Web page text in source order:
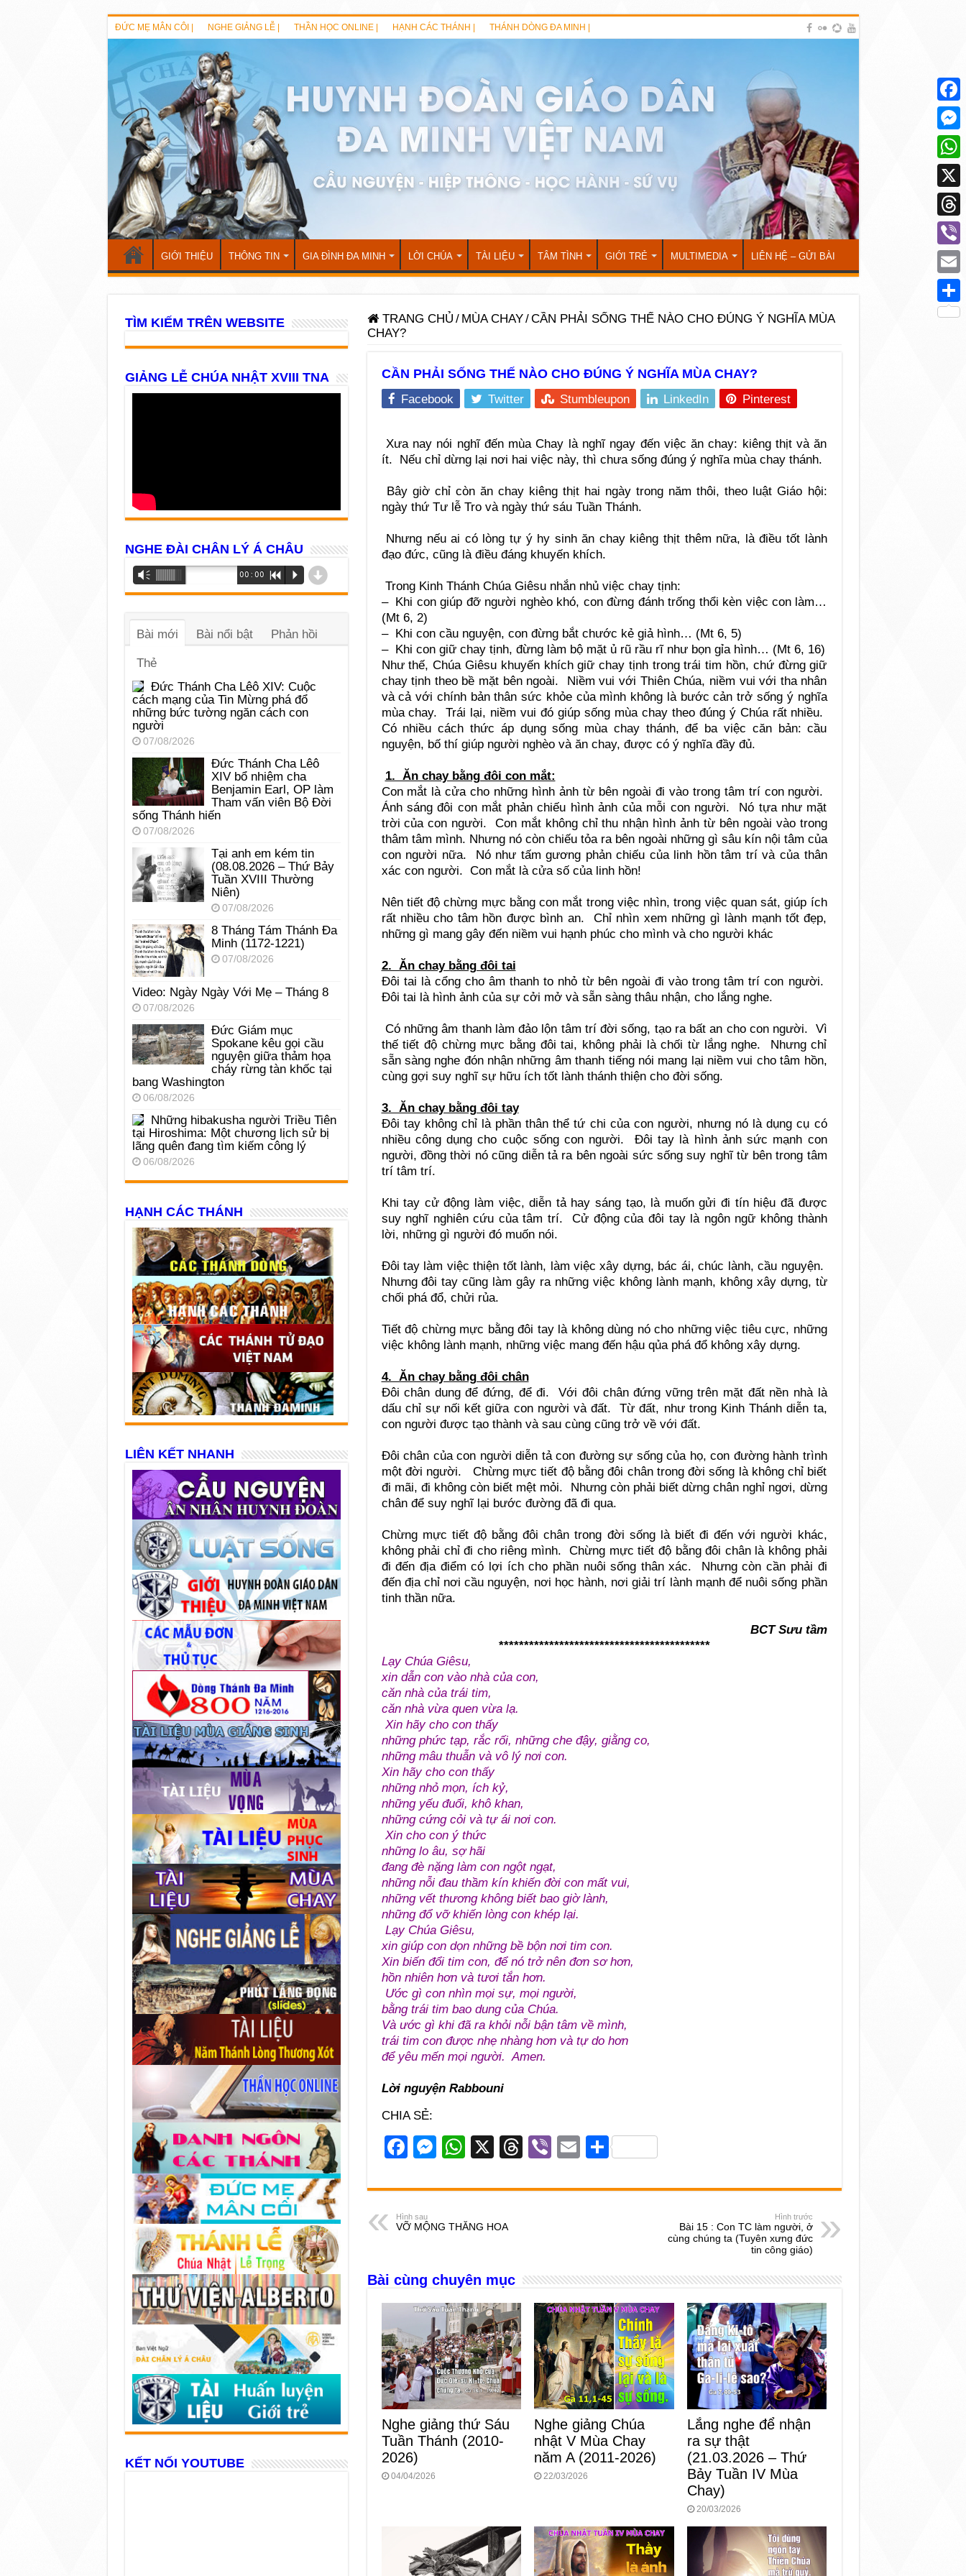
ĐỨC MẸ MÂN CÔI | NGHE GIẢNG LỄ | THẦN HỌC ONLINE | HẠNH CÁC THÁNH | THÁNH DÒNG ĐA MINH |
GIỚI THIỆU THÔNG TIN GIA ĐÌNH ĐA MINH LỜI CHÚA TÀI LIỆU TÂM TÌNH GIỚI TRẺ MULTIMEDIA LIÊN HỆ – GỬI BÀI
TRANG CHỦ / MÙA CHAY/CẦN PHẢI SỐNG THẾ NÀO CHO ĐÚNG Ý NGHĨA MÙA
CHAY?
CẦN PHẢI SỐNG THẾ NÀO CHO ĐÚNG Ý NGHĨA MÙA CHAY?
Facebook Twitter Stumbleupon LinkedIn Pinterest
Xưa nay nói nghĩ đến mùa Chay là nghĩ ngay đến việc ăn chay: kiêng thịt và ăn
ít. Nếu chỉ dừng lại nơi hai việc này, thì chưa sống đúng ý nghĩa mùa chay thánh.
Bây giờ chỉ còn ăn chay kiêng thịt hai ngày trong năm thôi, theo luật Giáo hội:
ngày thứ Tư lễ Tro và ngày thứ sáu Tuần Thánh.
Nhưng nếu ai có lòng tự ý hy sinh ăn chay kiêng thịt thêm nữa, là điều tốt lành
đạo đức, cũng là điều đáng khuyến khích.
Trong Kinh Thánh Chúa Giêsu nhắn nhủ việc chay tịnh:
– Khi con giúp đỡ người nghèo khó, con đừng đánh trống thổi kèn việc con làm…
(Mt 6, 2)
– Khi con cầu nguyện, con đừng bắt chước kẻ giả hình… (Mt 6, 5)
– Khi con giữ chay tịnh, đừng làm bộ mặt ủ rũ rầu rĩ như bọn gỉa hình… (Mt 6, 16)
Như thế, Chúa Giêsu khuyến khích giữ chay tịnh trong trái tim hồn, chứ đừng giữ
chay tịnh theo bề mặt bên ngoài. Niềm vui với Thiên Chúa, niềm vui với tha nhân
và cả với chính bản thân sức khỏe của mình không là bước cản trở sống ý nghĩa
mùa chay. Trái lại, niềm vui đó giúp sống mùa chay theo đúng ý Chúa rất nhiều.
Có nhiều cách thức áp dụng sống mùa chay thánh, để ba việc căn bản: cầu
nguyện, bố thí giúp người nghèo và ăn chay, được có ý nghĩa đầy đủ.
1. Ăn chay bằng đôi con mắt:
Con mắt là cửa cho những hình ảnh từ bên ngoài đi vào trong tâm trí con người.
Ánh sáng đôi con mắt phản chiếu hình ảnh của mỗi con người. Nó tựa như mặt
trời của con người. Con mắt không chỉ thu nhận hình ảnh từ bên ngoài vào trong
thâm tâm mình. Nhưng nó còn chiếu tỏa ra bên ngoài những gì sâu kín nội tâm của
con người nữa. Nó như tấm gương phản chiếu của linh hồn tâm trí và của thân
xác con người. Con mắt là cửa số của linh hồn!
Nên tiết độ chừng mực bằng con mắt trong việc nhìn, trong việc quan sát, giúp ích
rất nhiều cho tâm hồn được bình an. Chỉ nhìn xem những gì lành mạnh tốt đẹp,
những gì mang gây đến niềm vui hạnh phúc cho mình và cho người khác
2. Ăn chay bằng đôi tai
Đôi tai là cổng cho âm thanh to nhỏ từ bên ngoài đi vào trong tâm trí con người.
Đôi tai là hình ảnh của sự cởi mở và sẵn sàng thâu nhận, cho lắng nghe.
Có những âm thanh làm đảo lộn tâm trí đời sống, tạo ra bất an cho con người. Vì
thế tiết độ chừng mực bằng đôi tai, không phải là chối từ lắng nghe. Nhưng chỉ
sẵn sàng nghe đón nhận những âm thanh tiếng nói mang lại niềm vui cho tâm hồn,
cùng gợi suy nghĩ sự hữu ích tốt lành thánh thiện cho đời sống.
3. Ăn chay bằng đôi tay
Đôi tay không chỉ là phần thân thể tứ chi của con người, nhưng nó là dụng cụ có
nhiều công dụng cho cuộc sống con người. Đôi tay là hình ảnh sức mạnh con
người, đồng thời nó cũng diễn tả ra bên ngoài sức sống suy nghĩ từ bên trong tâm
trí tâm trí.
Khi tay cử động làm việc, diễn tả hay sáng tạo, là muốn gửi đi tín hiệu đã được
suy nghĩ nghiên cứu của tâm trí. Cử động của đôi tay là ngôn ngữ không thành
lời, những gì người đó muốn nói.
Đôi tay làm việc thiện tốt lành, làm việc xây dựng, bác ái, chúc lành, cầu nguyện.
Nhưng đôi tay cũng làm gây ra những việc không lành mạnh, không xây dựng, từ
chối phá đổ, chửi rủa.
Tiết độ chừng mực bằng đôi tay là không dùng nó cho những việc tiêu cực, những
việc không lành mạnh, những việc mang đến hậu qủa phá đổ không xây dựng.
4. Ăn chay bằng đôi chân
Đôi chân dung để đứng, để đi. Với đôi chân đứng vững trên mặt đất nền nhà là
dấu chỉ sự nối kết giữa con người và đất. Từ đất, như trong Kinh Thánh diễn ta,
con người được tạo thành và sau cùng cũng trở về với đất.
Đôi chân của con người diễn tả con đường sự sống của họ, con đường hành trình
một đời người. Chừng mực tiết độ bằng đôi chân trong đời sống là không chỉ biết
đi mãi, đi không còn biết mệt mỏi. Nhưng còn phải biết dừng chân nghỉ ngơi, dừng
chân để suy nghĩ lại bước đường đã đi qua.
Chừng mực tiết độ bằng đôi chân trong đời sống là biết đi đến với người khác,
không phải chỉ đi cho riêng mình. Chừng mực tiết độ bằng đôi chân là không phải
đi đến địa điểm có lợi ích cho phần nuôi sống thân xác. Nhưng còn cần phải đi
đến địa chỉ nơi cầu nguyện, nơi học hành, nơi giải trí lành mạnh để nuôi sống phần
tinh thần nữa.
BCT Sưu tầm
******************************************
Lạy Chúa Giêsu,
xin dẫn con vào nhà của con,
căn nhà của trái tim,
căn nhà vừa quen vừa lạ.
Xin hãy cho con thấy
những phức tạp, rắc rối, những che đậy, giằng co,
những mâu thuẫn và vô lý nơi con.
Xin hãy cho con thấy
những nhỏ mọn, ích kỷ,
những yếu đuối, khô khan,
những cứng cỏi và tự ái nơi con.
Xin cho con ý thức
những lo âu, sợ hãi
đang đè nặng làm con ngột ngạt,
những nỗi đau thầm kín khiến đời con mất vui,
những vết thương không biết bao giờ lành,
những đổ vỡ khiến lòng con khép lại.
Lạy Chúa Giêsu,
xin giúp con dọn những bề bộn nơi tim con.
Xin biến đổi tim con, để nó trở nên đơn sơ hơn,
hồn nhiên hơn và tươi tắn hơn.
Ước gì con nhìn mọi sự, mọi người,
bằng trái tim bao dung của Chúa.
Và ước gì khi đã ra khỏi nỗi bận tâm về mình,
trái tim con được nhẹ nhàng hơn và tự do hơn
để yêu mến mọi người. Amen.
Lời nguyện Rabbouni
CHIA SẺ:
F
c
e
b
o
k
M
ss
n
er
W
at
s
A
p
X
T
e
Vi
er
E
ail
S
ar
Hình sau
VỠ MỘNG THĂNG HOA
Hình trước
Bài 15 : Con TC làm người, ở
cùng chúng ta (Tuyên xưng đức
tin công giáo)
Bài cùng chuyên mục
Nghe giảng thứ Sáu
Tuần Thánh (2010-
2026)
04/04/2026
Nghe giảng Chúa
nhật V Mùa Chay
năm A (2011-2026)
22/03/2026
Lắng nghe để nhận
ra sự thật
(21.03.2026 – Thứ
Bảy Tuần IV Mùa
Chay)
20/03/2026
TÌM KIẾM TRÊN WEBSITE
GIẢNG LỄ CHÚA NHẬT XVIII TNA
NGHE ĐÀI CHÂN LÝ Á CHÂU
Trình
phát
âm
Vm 00:00 R P d
Bài mới Bài nổi bật Phản hồi
Thẻ
Đức Thánh Cha Lêô XIV: Cuộc
cách mạng của Tin Mừng phá đổ
những bức tường ngăn cách con
người
07/08/2026
Đức Thánh Cha Lêô
XIV bổ nhiệm cha
Benjamin Earl, OP làm
Tham vấn viên Bộ Đời
sống Thánh hiến
07/08/2026
Tại anh em kém tin
(08.08.2026 – Thứ Bảy
Tuần XVIII Thường
Niên)
07/08/2026
8 Tháng Tám Thánh Ða
Minh (1172-1221)
07/08/2026
Video: Ngày Ngày Với Mẹ – Tháng 8
07/08/2026
Đức Giám mục
Spokane kêu gọi cầu
nguyện giữa thảm họa
cháy rừng tàn khốc tại
bang Washington
06/08/2026
Những hibakusha người Triều Tiên
tại Hiroshima: Một chương lịch sử bị
lãng quên đang tìm kiếm công lý
06/08/2026
HẠNH CÁC THÁNH
LIÊN KẾT NHANH
KẾT NỐI YOUTUBE
X
Viber